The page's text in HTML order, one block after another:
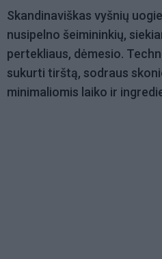
Skandinaviškas vyšnių
nusipelno šeimininkių,
pertekliaus, dėmesio.
sukurti tirštą, sodraus
minimaliomis laiko ir